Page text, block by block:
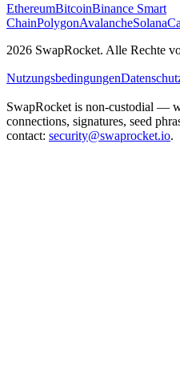
EthereumBitcoinBinance Smart
ChainPolygonAvalancheSolana
2026 SwapRocket. Alle Rechte
Nutzungsbedingungen
SwapRocket is non-custodial —
connections, signatures, seed
contact: security@swaprocket.io.